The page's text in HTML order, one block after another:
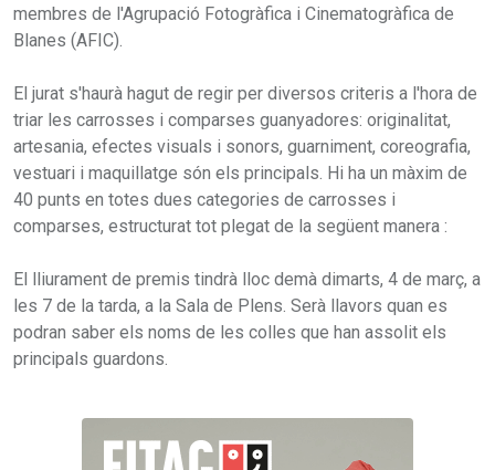
membres de l'Agrupació Fotogràfica i Cinematogràfica de
Blanes (AFIC).
El jurat s'haurà hagut de regir per diversos criteris a l'hora de
triar les carrosses i comparses guanyadores: originalitat,
artesania, efectes visuals i sonors, guarniment, coreografia,
vestuari i maquillatge són els principals. Hi ha un màxim de
40 punts en totes dues categories de carrosses i
comparses, estructurat tot plegat de la següent manera :
El lliurament de premis tindrà lloc demà dimarts, 4 de març, a
les 7 de la tarda, a la Sala de Plens. Serà llavors quan es
podran saber els noms de les colles que han assolit els
principals guardons.